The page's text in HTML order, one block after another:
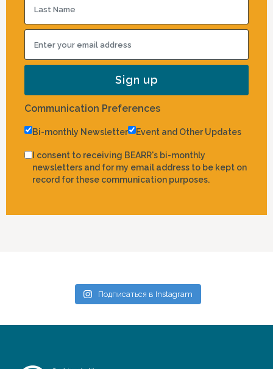
Communication Preferences
Bi-monthly Newsletter Event and Other Updates
I consent to receiving BEARR's bi-monthly
newsletters and for my email address to be kept on
record for these communication purposes.
Подписаться в Instagram